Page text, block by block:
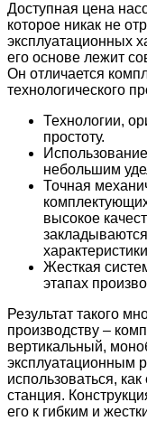
Доступная цена
которое никак не
эксплуатационных
его основе лежит
Он отличается
технологического
Технологии,
простоту.
небольшим
Точная
высокое
Жесткая
этапах
Результат такого
производству –
вертикальный,
эксплуатационным
использоваться,
станция.
его к гибким и